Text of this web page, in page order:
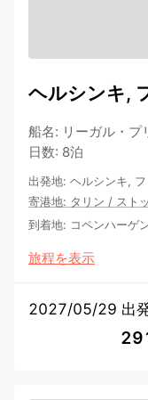
ヘルシンキ,
船名: リーガル・プ
日数: 8泊
出発地: ヘルシンキ,
寄港地: タリン / スト
到着地: コペンハーゲ
旅程を表示
2027/05/29 出